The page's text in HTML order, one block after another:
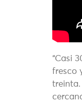
“Casi
fresco
treinta.